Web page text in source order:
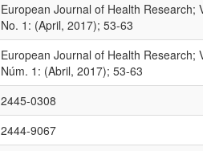
European Journal of Health Research;
No. 1: (April, 2017); 53-63
European Journal of Health Research;
Núm. 1: (Abril, 2017); 53-63
2445-0308
2444-9067